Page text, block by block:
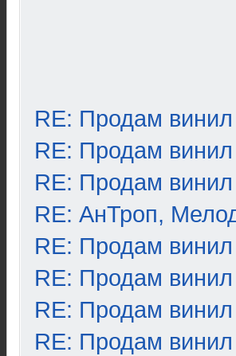
RE: Продам
RE: Продам
RE: Продам
RE: АнТроп,
RE: Продам
RE: Продам
RE: Продам
RE: Продам